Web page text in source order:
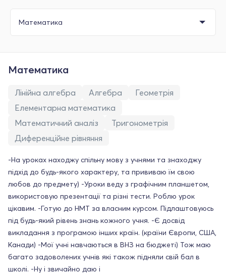
Математика
Лінійна алгебра Алгебра
Геометрія
Елементарна математика
Математичний аналіз
Тригонометрія
Диференційне рівняння
-На уроках находжу спільну мову з учнями та знаходжу
підхід до будь-якого характеру, та прививаю їм свою
любов до предмету) -Уроки веду з графічним планшетом,
використовую презентації та різні тести. Роблю урок
цікавим. -Готую до НМТ за власним курсом. Підлаштовуюсь
під будь-який рівень знань кожного учня. -Є досвід
викладання з програмою інших країн. (країни Європи, США,
Канади) -Мої учні навчаються в ВНЗ на бюджеті) Тож маю
багато задоволених учнів які також підняли свій бал в
школі. -Ну і звичайно даю і